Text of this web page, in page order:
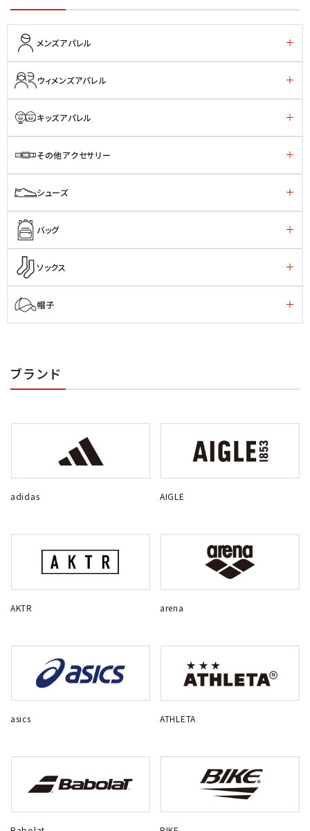
メンズアパレル
ウィメンズアパレル
キッズアパレル
その他アクセサリー
シューズ
バッグ
ソックス
帽子
ブランド
adidas AIGLE
AKTR arena
asics ATHLETA